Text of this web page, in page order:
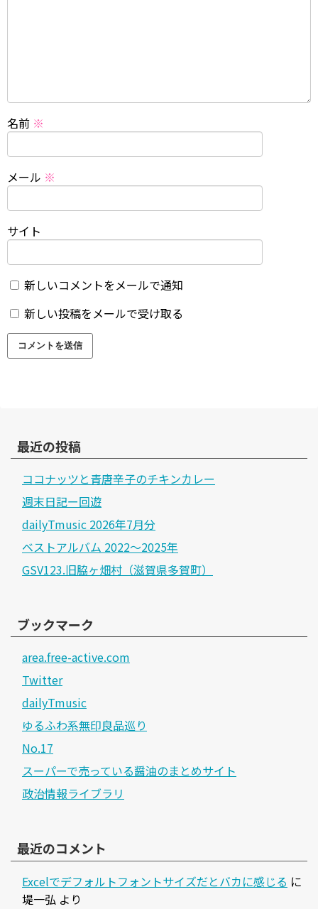
名前 ※
メール ※
サイト
新しいコメントをメールで通知
新しい投稿をメールで受け取る
最近の投稿
ココナッツと青唐辛子のチキンカレー
週末日記ー回遊
dailyTmusic 2026年7月分
ベストアルバム 2022～2025年
GSV123.旧脇ヶ畑村（滋賀県多賀町）
ブックマーク
area.free-active.com
Twitter
dailyTmusic
ゆるふわ系無印良品巡り
No.17
スーパーで売っている醤油のまとめサイト
政治情報ライブラリ
最近のコメント
Excelでデフォルトフォントサイズだとバカに感じる に
堤一弘 より